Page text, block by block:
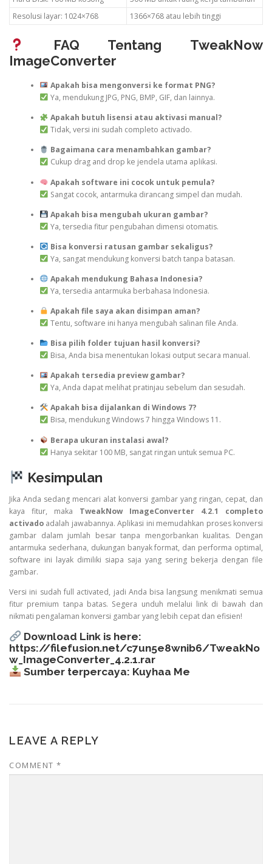
Resolusi layar: 1024×768
1366×768 atau lebih tinggi
FAQ Tentang TweakNow
ImageConverter
Apakah bisa mengonversi ke format PNG?
Ya, mendukung JPG, PNG, BMP, GIF, dan lainnya.
Apakah butuh lisensi atau aktivasi manual?
Tidak, versi ini sudah completo activado.
Bagaimana cara menambahkan gambar?
Cukup drag and drop ke jendela utama aplikasi.
Apakah software ini cocok untuk pemula?
Sangat cocok, antarmuka dirancang simpel dan mudah.
Apakah bisa mengubah ukuran gambar?
Ya, tersedia fitur pengubahan dimensi otomatis.
Bisa konversi ratusan gambar sekaligus?
Ya, sangat mendukung konversi batch tanpa batasan.
Apakah mendukung Bahasa Indonesia?
Ya, tersedia antarmuka berbahasa Indonesia.
Apakah file saya akan disimpan aman?
Tentu, software ini hanya mengubah salinan file Anda.
Bisa pilih folder tujuan hasil konversi?
Bisa, Anda bisa menentukan lokasi output secara manual.
Apakah tersedia preview gambar?
Ya, Anda dapat melihat pratinjau sebelum dan sesudah.
Apakah bisa dijalankan di Windows 7?
Bisa, mendukung Windows 7 hingga Windows 11.
Berapa ukuran instalasi awal?
Hanya sekitar 100 MB, sangat ringan untuk semua PC.
Kesimpulan
Jika Anda sedang mencari alat konversi gambar yang ringan, cepat, dan
kaya fitur, maka TweakNow ImageConverter 4.2.1 completo
activado adalah jawabannya. Aplikasi ini memudahkan proses konversi
gambar dalam jumlah besar tanpa mengorbankan kualitas. Dengan
antarmuka sederhana, dukungan banyak format, dan performa optimal,
software ini layak dimiliki siapa saja yang sering bekerja dengan file
gambar.
Versi ini sudah full activated, jadi Anda bisa langsung menikmati semua
fitur premium tanpa batas. Segera unduh melalui link di bawah dan
nikmati pengalaman konversi gambar yang lebih cepat dan efisien!
Download Link is here:
https://filefusion.net/c7un5e8wnib6/TweakNo
w_ImageConverter_4.2.1.rar
Sumber terpercaya: Kuyhaa Me
LEAVE A REPLY
COMMENT *